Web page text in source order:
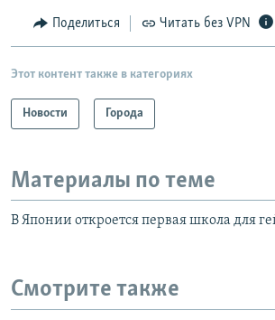
Поделиться Читать без VPN
Этот контент также в категориях
Новости Города
Материалы по теме
В Японии откроется первая школа для
Смотрите также